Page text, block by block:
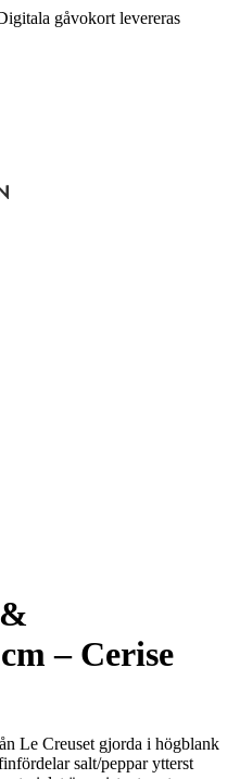
gåvokort levereras
– Cerise
Le Creuset gjorda i högblank
salt/peppar ytterst